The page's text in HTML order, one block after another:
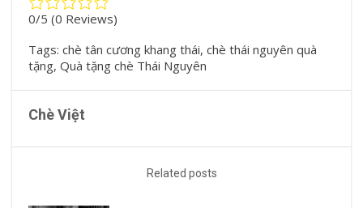
0/5 (0 Reviews)
Tags: chè tân cương khang thái, chè thái nguyên quà
tặng, Quà tặng chè Thái Nguyên
Chè Việt
Related posts